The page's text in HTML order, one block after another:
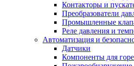
Контакторы и
Преобразователи
Промышленные
Реле давления и
Автоматизация и
Датчики
Компоненты для